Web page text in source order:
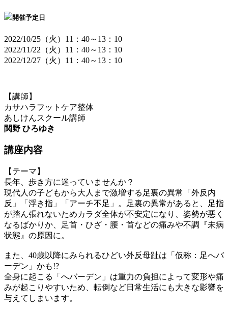
開催予定日
2022/10/25（火）11：40～13：10
2022/11/22（火）11：40～13：10
2022/12/27（火）11：40～13：10
【講師】
カサハラフットケア整体
あしけんスクール講師
関野 ひろゆき
講座内容
【テーマ】
長年、歩き方に迷っていませんか？
現代人の子どもから大人まで激増する足裏の異常「外反内
反」「浮き指」「アーチ不足」。足裏の異常があると、足指
が踏ん張れないためカラダ全体が不安定になり、姿勢が悪く
なるばかりか、足首・ひざ・腰・首などの痛みや不調『未病
状態』の原因に。
また、40歳以降にみられるひどい外反母趾は「仮称：足へバ
ーデン」かも!?
全身に起こる「へバーデン」は重力の負担によって変形や痛
みが起こりやすいため、転倒など日常生活にも大きな影響を
与えてしまいます。